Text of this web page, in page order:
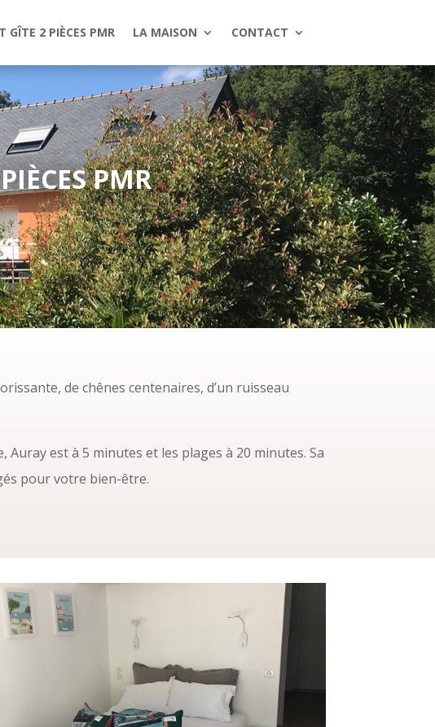
GÎTE 2 PIÈCES PMR LA MAISON CONTACT
PMR
de chênes centenaires, d’un ruisseau
est à 5 minutes et les plages à 20 minutes. Sa
pour votre bien-être.